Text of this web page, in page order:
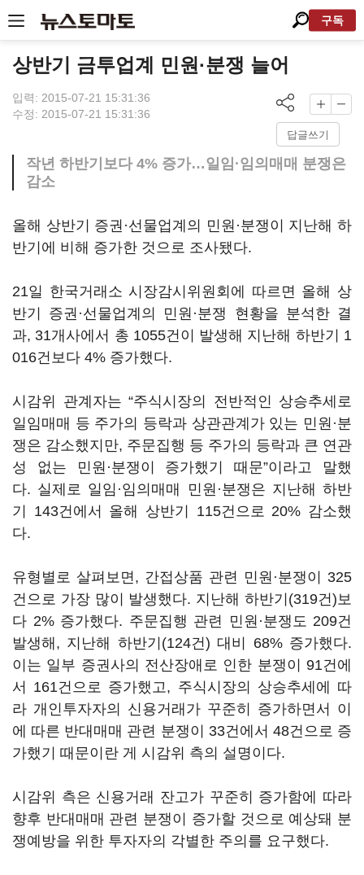
구독
상반기 금투업계 민원·분쟁 늘어
입력: 2015-07-21 15:31:36
수정: 2015-07-21 15:31:36
답글쓰기
작년 하반기보다 4% 증가…일임·임의매매 분쟁은
감소
올해 상반기 증권·선물업계의 민원·분쟁이 지난해 하
반기에 비해 증가한 것으로 조사됐다.
21일 한국거래소 시장감시위원회에 따르면 올해 상
반기 증권·선물업계의 민원·분쟁 현황을 분석한 결
과, 31개사에서 총 1055건이 발생해 지난해 하반기 1
016건보다 4% 증가했다.
시감위 관계자는 “주식시장의 전반적인 상승추세로
일임매매 등 주가의 등락과 상관관계가 있는 민원·분
쟁은 감소했지만, 주문집행 등 주가의 등락과 큰 연관
성 없는 민원·분쟁이 증가했기 때문”이라고 말했
다. 실제로 일임·임의매매 민원·분쟁은 지난해 하반
기 143건에서 올해 상반기 115건으로 20% 감소했
다.
유형별로 살펴보면, 간접상품 관련 민원·분쟁이 325
건으로 가장 많이 발생했다. 지난해 하반기(319건)보
다 2% 증가했다. 주문집행 관련 민원·분쟁도 209건
발생해, 지난해 하반기(124건) 대비 68% 증가했다.
이는 일부 증권사의 전산장애로 인한 분쟁이 91건에
서 161건으로 증가했고, 주식시장의 상승추세에 따
라 개인투자자의 신용거래가 꾸준히 증가하면서 이
에 따른 반대매매 관련 분쟁이 33건에서 48건으로 증
가했기 때문이란 게 시감위 측의 설명이다.
시감위 측은 신용거래 잔고가 꾸준히 증가함에 따라
향후 반대매매 관련 분쟁이 증가할 것으로 예상돼 분
쟁예방을 위한 투자자의 각별한 주의를 요구했다.